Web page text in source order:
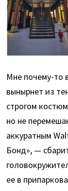
Мне почему-то
вынырнет из
строгом
но не
аккуратным
Бонд», —
ее в